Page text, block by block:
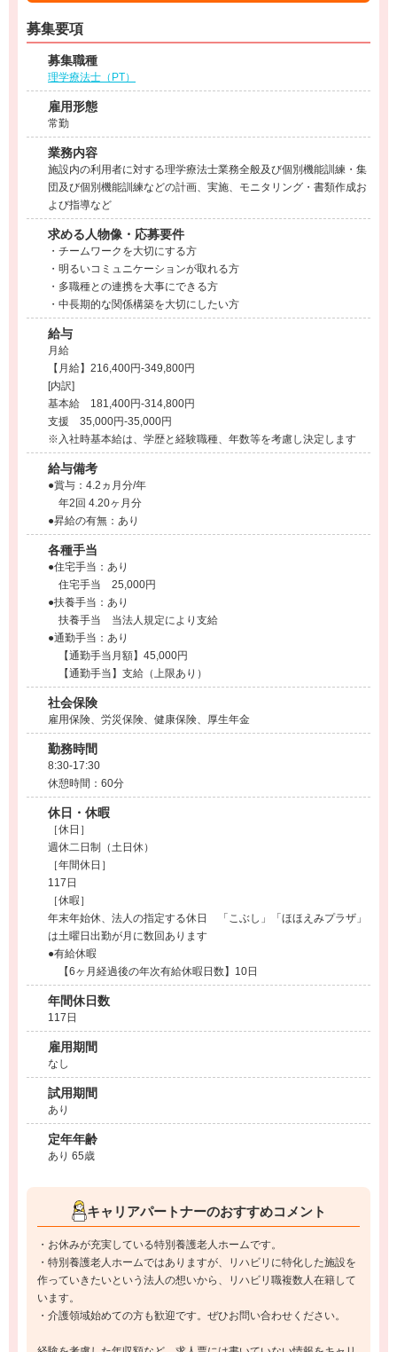
募集要項
募集職種
理学療法士（PT）
雇用形態
常勤
業務内容
施設内の利用者に対する理学療法士業務全般及び個別機能訓練・集
団及び個別機能訓練などの計画、実施、モニタリング・書類作成お
よび指導など
求める人物像・応募要件
・チームワークを大切にする方
・明るいコミュニケーションが取れる方
・多職種との連携を大事にできる方
・中長期的な関係構築を大切にしたい方
給与
月給
【月給】216,400円-349,800円
[内訳]
基本給 181,400円-314,800円
支援 35,000円-35,000円
※入社時基本給は、学歴と経験職種、年数等を考慮し決定します
給与備考
●賞与：4.2ヵ月分/年
年2回 4.20ヶ月分
●昇給の有無：あり
各種手当
●住宅手当：あり
住宅手当 25,000円
●扶養手当：あり
扶養手当 当法人規定により支給
●通勤手当：あり
【通勤手当月額】45,000円
【通勤手当】支給（上限あり）
社会保険
雇用保険、労災保険、健康保険、厚生年金
勤務時間
8:30-17:30
休憩時間：60分
休日・休暇
［休日］
週休二日制（土日休）
［年間休日］
117日
［休暇］
年末年始休、法人の指定する休日 「こぶし」「ほほえみプラザ」
は土曜日出勤が月に数回あります
●有給休暇
【6ヶ月経過後の年次有給休暇日数】10日
年間休日数
117日
雇用期間
なし
試用期間
あり
定年年齢
あり 65歳
キャリアパートナーのおすすめコメント
・お休みが充実している特別養護老人ホームです。
・特別養護老人ホームではありますが、リハビリに特化した施設を
作っていきたいという法人の想いから、リハビリ職複数人在籍して
います。
・介護領域始めての方も歓迎です。ぜひお問い合わせください。